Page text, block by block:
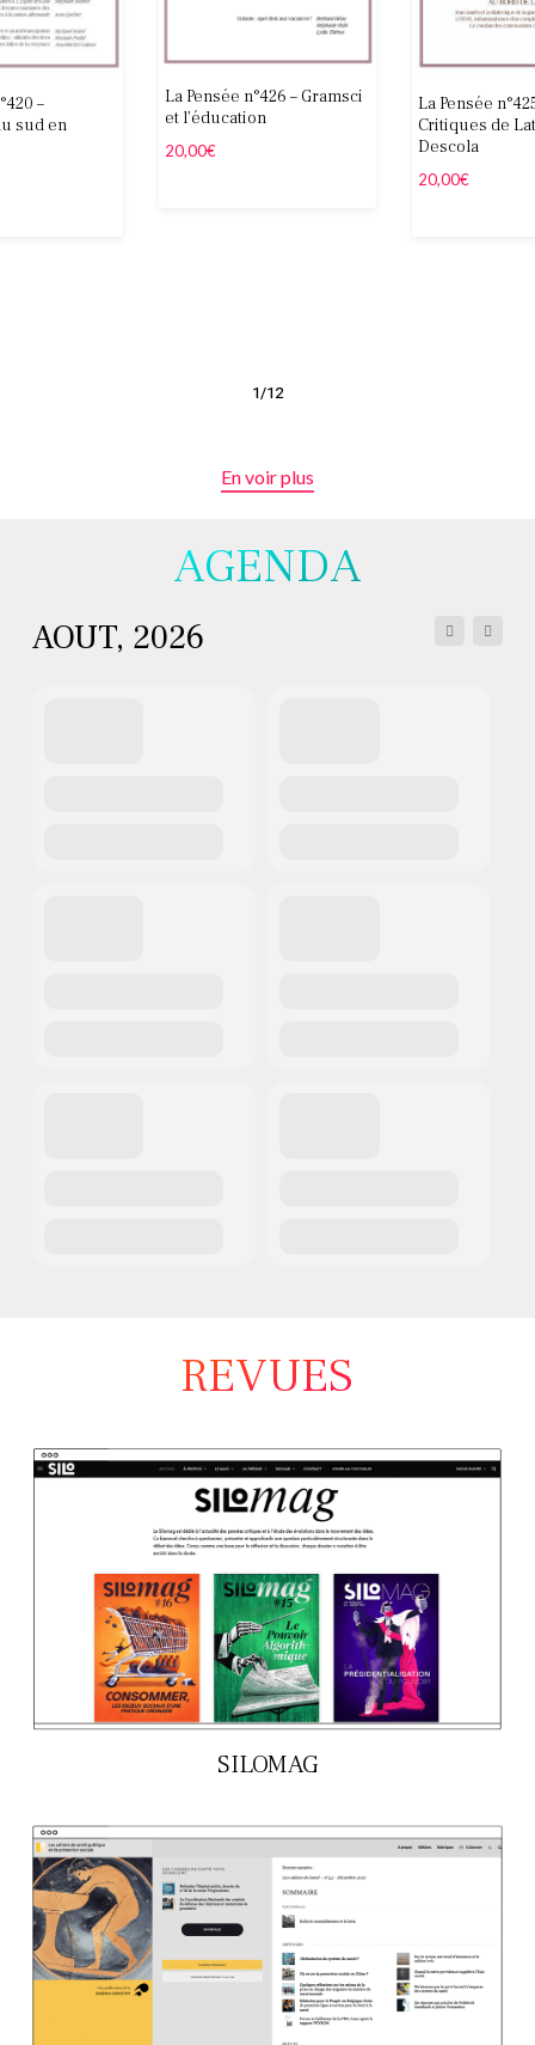
n°426 – Gramsci
La Pensée n°425 –
Critiques de Latour et
Descola
« 1920-
2/12
En voir plus
AGENDA
AOUT, 2026
REVUES
SILOMAG
La
pensée